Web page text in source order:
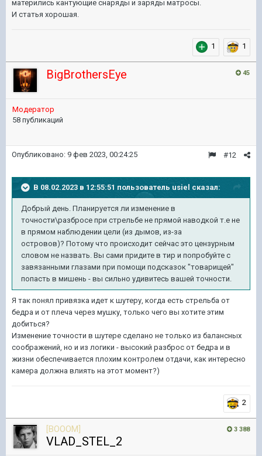
матерились кантующие снаряды и заряды матросы.
И статья хорошая.
1 1
45
BigBrothersEye
Модератор
58 публикаций
#12
Опубликовано: 9 фев 2023, 00:24:25
В 08.02.2023 в 12:55:51 пользователь usiel сказал:
Добрый день. Планируется ли изменение в
точности\разбросе при стрельбе не прямой наводкой т.е не
в прямом наблюдении цели (из дымов, из-за
островов)? Потому что происходит сейчас это цензурным
словом не назвать. Вы сами придите в тир и попробуйте с
завязанными глазами при помощи подсказок "товарищей"
попасть в мишень - вы сильно удивитесь вашей точности.
Я так понял привязка идет к шутеру, когда есть стрельба от
бедра и от плеча через мушку, только чего вы хотите этим
добиться?
Изменение точности в шутере сделано не только из балансных
соображений, но и из логики - высокий разброс от бедра и в
жизни обеспечивается плохим контролем отдачи, как интересно
камера должна влиять на этот момент?)
2
3 388
[BOOOM]
VLAD_STEL_2